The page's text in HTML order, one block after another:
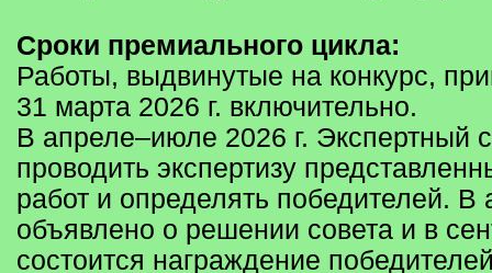
Сроки премиального цикла:
Работы, выдвинутые на конкурс,
31 марта 2026 г. включительно.
В апреле–июле 2026 г. Экспертный
проводить экспертизу
работ и определять победителей. В
объявлено о решении совета и в
состоится награждение